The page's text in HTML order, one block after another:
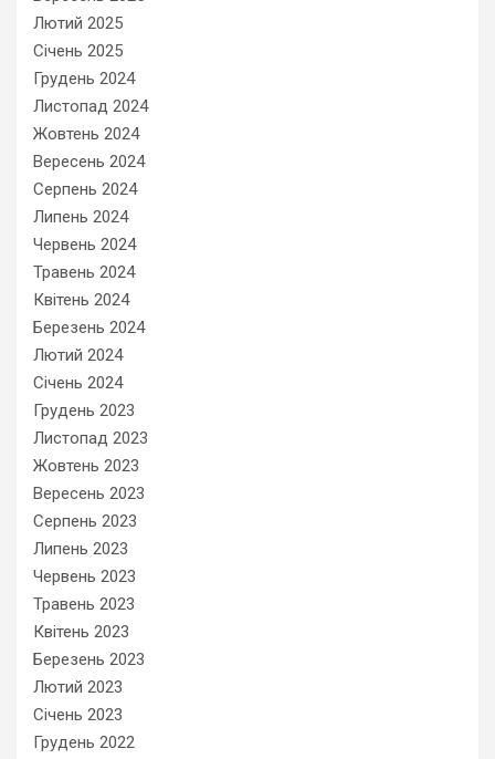
Лютий 2025
Січень 2025
Грудень 2024
Листопад 2024
Жовтень 2024
Вересень 2024
Серпень 2024
Липень 2024
Червень 2024
Травень 2024
Квітень 2024
Березень 2024
Лютий 2024
Січень 2024
Грудень 2023
Листопад 2023
Жовтень 2023
Вересень 2023
Серпень 2023
Липень 2023
Червень 2023
Травень 2023
Квітень 2023
Березень 2023
Лютий 2023
Січень 2023
Грудень 2022